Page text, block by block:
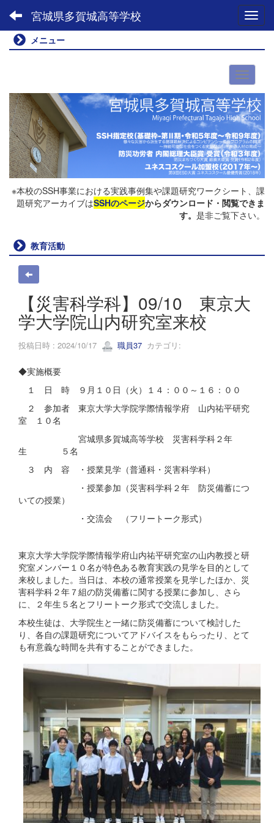
宮城県多賀城高等学校
メニュー
※本校のSSH事業における実践事例集や課題研究ワークシート、課
題研究アーカイブはSSHのページからダウンロード・閲覧できま
す。 是非ご覧下さい。
教育活動
【災害科学科】09/10 東京大
学大学院山内研究室来校
投稿日時 : 2024/10/17 職員37 カテゴリ:
◆実施概要
１ 日 時 ９月１０日（火）１４：００～１６：００
２ 参加者 東京大学大学院学際情報学府 山内祐平研究
室 １０名
宮城県多賀城高等学校 災害科学科２年
生 ５名
３ 内 容 ・授業見学（普通科・災害科学科）
・授業参加（災害科学科２年 防災備蓄につ
いての授業）
・交流会 （フリートーク形式）
東京大学大学院学際情報学府山内祐平研究室の山内教授と研
究室メンバー１０名が特色ある教育実践の見学を目的として
来校しました。当日は、本校の通常授業を見学したほか、災
害科学科２年７組の防災備蓄に関する授業に参加し、さら
に、２年生５名とフリートーク形式で交流しました。
本校生徒は、大学院生と一緒に防災備蓄について検討した
り、各自の課題研究についてアドバイスをもらったり、とて
も有意義な時間を共有することができました。